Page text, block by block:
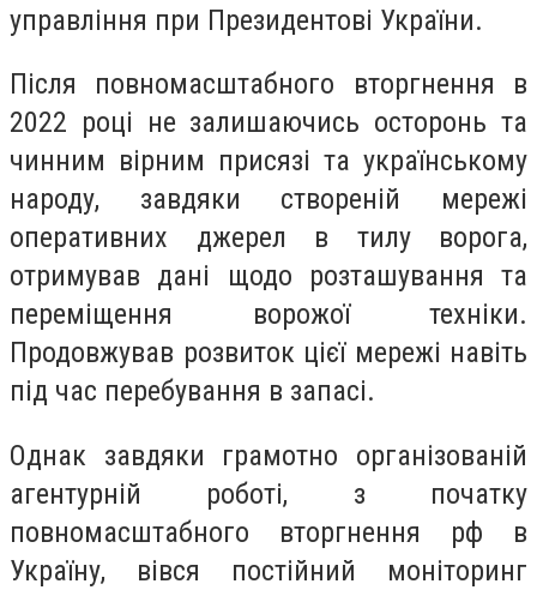
управління при Президентові України.
Після повномасштабного вторгнення в
2022 році не залишаючись осторонь та
чинним вірним присязі та українському
народу, завдяки створеній мережі
оперативних джерел в тилу ворога,
отримував дані щодо розташування та
переміщення ворожої техніки.
Продовжував розвиток цієї мережі навіть
під час перебування в запасі.
Однак завдяки грамотно організованій
агентурній роботі, з початку
повномасштабного вторгнення рф в
Україну, вівся постійний моніторинг